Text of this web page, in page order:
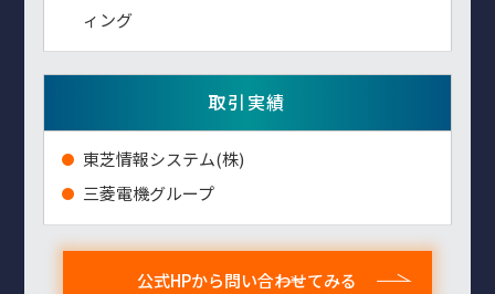
ィング
取引実績
東芝情報システム(株)
三菱電機グループ
公式HPから問い合わせてみる